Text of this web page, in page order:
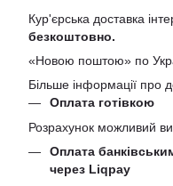
Кур'єрська доставка
безкоштовно.
«Новою поштою» по
Більше інформації про
Оплата готівкою
Розрахунок можливий
Оплата
через Liqpay